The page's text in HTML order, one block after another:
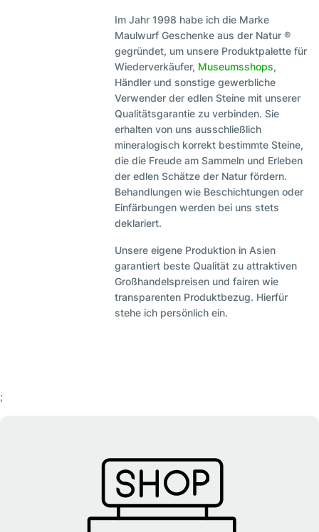
Im Jahr 1998 habe ich die Marke
Maulwurf Geschenke aus der Natur ®
gegründet, um unsere Produktpalette für
Wiederverkäufer, Museumsshops,
Händler und sonstige gewerbliche
Verwender der edlen Steine mit unserer
Qualitätsgarantie zu verbinden. Sie
erhalten von uns ausschließlich
mineralogisch korrekt bestimmte Steine,
die die Freude am Sammeln und Erleben
der edlen Schätze der Natur fördern.
Behandlungen wie Beschichtungen oder
Einfärbungen werden bei uns stets
deklariert.
Unsere eigene Produktion in Asien
garantiert beste Qualität zu attraktiven
Großhandelspreisen und fairen wie
transparenten Produktbezug. Hierfür
stehe ich persönlich ein.
;